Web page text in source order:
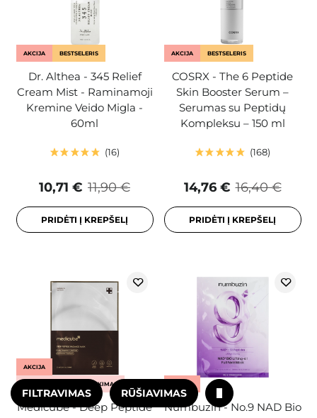
AKCIJA BESTSELERIS
Dr. Althea - 345 Relief
Cream Mist - Raminamoji
Kremine Veido Migla -
60ml
16
11,90 €
10,71 €
PRIDĖTI Į KREPŠELĮ
AKCIJA BESTSELERIS
COSRX - The 6 Peptide
Skin Booster Serum –
Serumas su Peptidų
Kompleksu – 150 ml
168
16,40 €
14,76 €
PRIDĖTI Į KREPŠELĮ
AKCIJA
KOSMETOLOGO PASIRINKIMAS
Medicube - Deep Peptide
AKCIJA
Numbuzin - No.9 NAD Bio
FILTRAVIMAS RŪŠIAVIMAS